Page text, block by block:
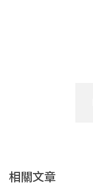
相關文章